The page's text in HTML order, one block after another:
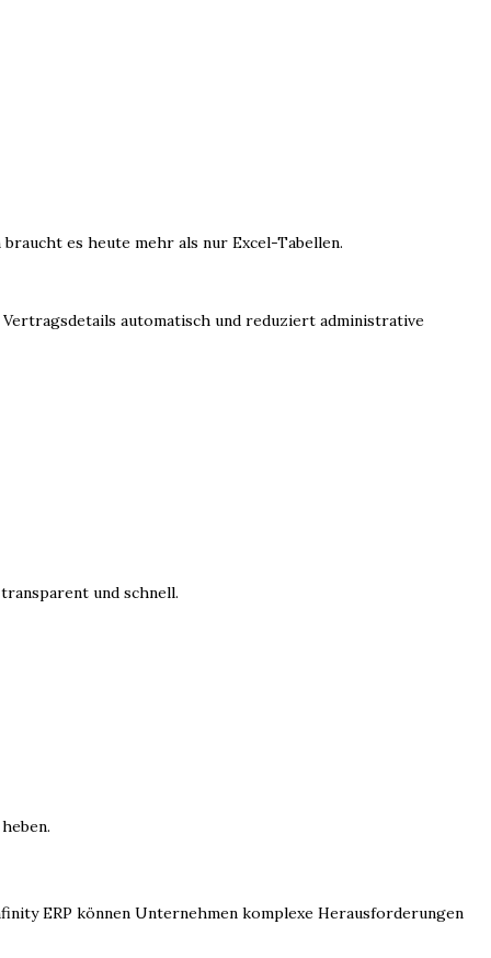
es heute mehr als nur Excel-Tabellen.
automatisch und reduziert administrative
und schnell.
ERP können Unternehmen komplexe Herausforderungen